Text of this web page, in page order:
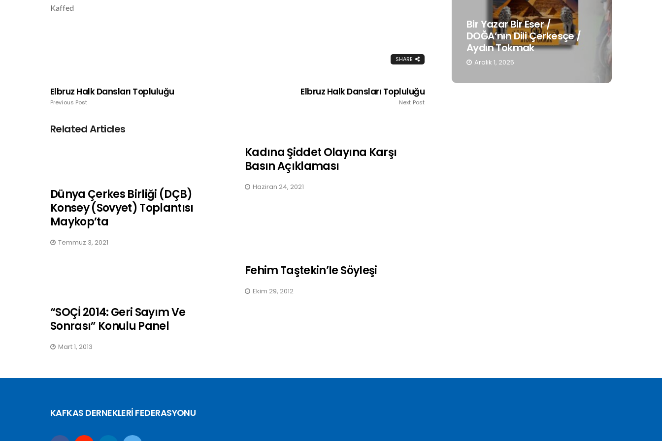
Kaffed
SHARE
Elbruz Halk Dansları Topluluğu
Previous Post
Elbruz Halk Dansları Topluluğu
Next Post
Related Articles
Dünya Çerkes Birliği (DÇB)
Konsey (Sovyet) Toplantısı
Maykop’ta
Temmuz 3, 2021
Kadına Şiddet Olayına Karşı
Basın Açıklaması
Haziran 24, 2021
“SOÇİ 2014: Geri Sayım Ve
Sonrası” Konulu Panel
Mart 1, 2013
Fehim Taştekin’le Söyleşi
Ekim 29, 2012
Bir Yazar Bir Eser /
DOĞA’nın Dili Çerkesçe /
Aydın Tokmak
Aralık 1, 2025
KAFKAS DERNEKLERİ FEDERASYONU